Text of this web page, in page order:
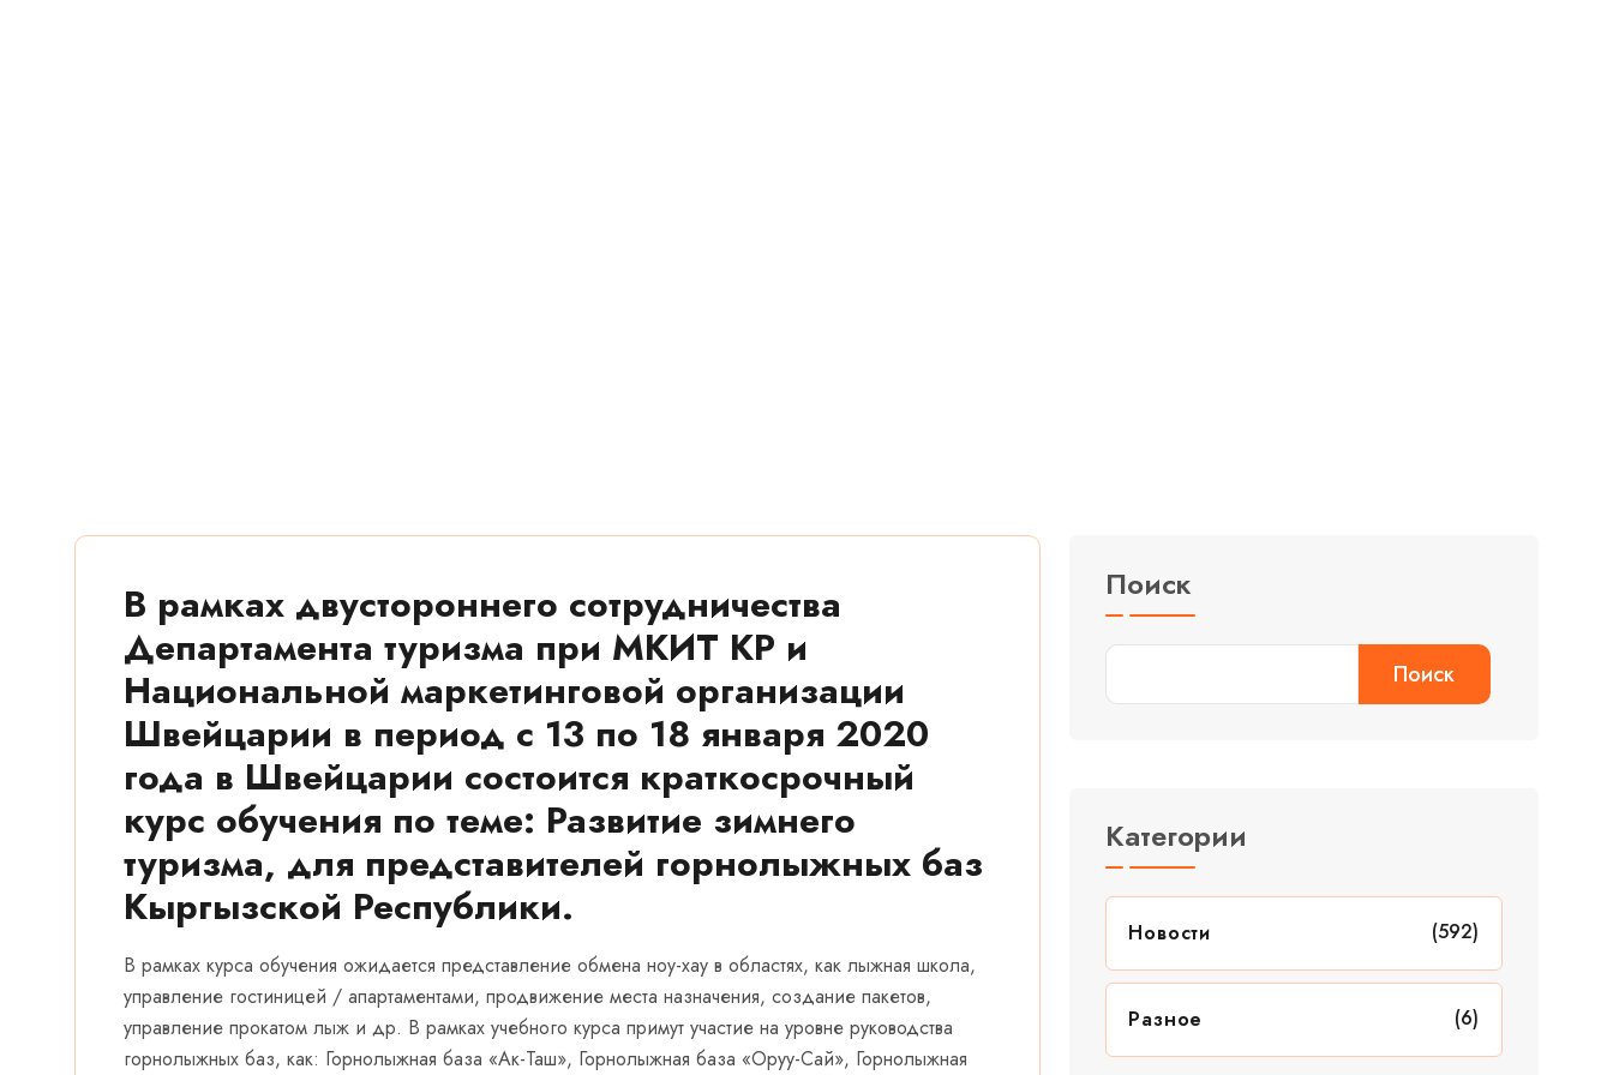
В рамках двустороннего сотрудничества
Департамента туризма при МКИТ КР и
Национальной маркетинговой организации
Швейцарии в период с 13 по 18 января 2020
года в Швейцарии состоится краткосрочный
курс обучения по теме: Развитие зимнего
туризма, для представителей горнолыжных баз
Кыргызской Республики.
В рамках курса обучения ожидается представление обмена ноу-хау в областях, как лыжная школа,
управление гостиницей / апартаментами, продвижение места назначения, создание пакетов,
управление прокатом лыж и др. В рамках учебного курса примут участие на уровне руководства
горнолыжных баз, как: Горнолыжная база «Ак-Таш», Горнолыжная база «Оруу-Сай», Горнолыжная
Поиск
Поиск
Категории
Новости (592)
Разное (6)